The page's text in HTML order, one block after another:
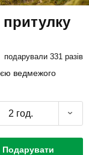
подарували 331 разів
ведмежого
2 год.
Подарувати